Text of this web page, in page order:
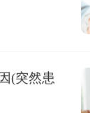
(突然患